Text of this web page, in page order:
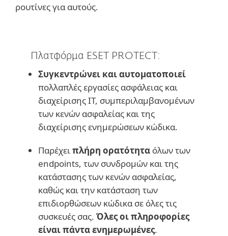
ρουτίνες για αυτούς.
Πλατφόρμα ESET PROTECT:
Συγκεντρώνει και αυτοματοποιεί
πολλαπλές εργασίες ασφάλειας και
διαχείρισης IT, συμπεριλαμβανομένων
των κενών ασφαλείας και της
διαχείρισης ενημερώσεων κώδικα.
Παρέχειπλήρη ορατότητα όλων των
endpoints, των συνδρομών και της
κατάστασης των κενών ασφαλείας,
καθώς και την κατάσταση των
επιδιορθώσεων κώδικα σε όλες τις
συσκευές σας. Όλες οι πληροφορίες
είναι πάντα ενημερωμένες.